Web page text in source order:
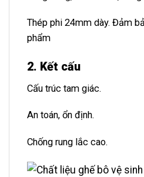
Thép phi 24mm dày. Đảm
phẩm
2. Kết cấu
Cấu trúc tam giác.
An toán, ổn định.
Chống rung lắc cao.